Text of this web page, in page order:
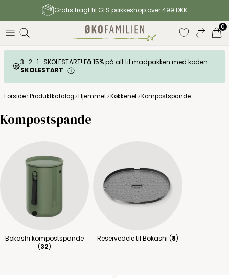
Gratis fragt til GLS pakkeshop over 499 DKK
0
3.. 2.. 1.. SKOLESTART! Få 15% på alt til madpakken med koden
SKOLESTART
Forside Produktkatalog Hjemmet Køkkenet Kompostspande
Kompostspande
Bokashi kompostspande
(32)
Reservedele til Bokashi (8)